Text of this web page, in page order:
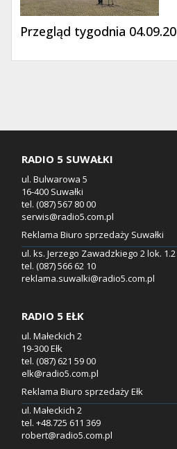
Przegląd tygodnia 04.09.20
RADIO 5 SUWAŁKI
ul. Bulwarowa 5
16-400 Suwałki
tel. (087) 567 80 00
serwis@radio5.com.pl
Reklama Biuro sprzedaży Suwałki
ul. ks. Jerzego Zawadzkiego 2 lok. 1.2
tel. (087) 566 62 10
reklama.suwalki@radio5.com.pl
RADIO 5 EŁK
ul. Małeckich 2
19-300 Ełk
tel. (087) 621 59 00
elk@radio5.com.pl
Reklama Biuro sprzedaży Ełk
ul. Małeckich 2
tel. +48.725 611 369
robert@radio5.com.pl